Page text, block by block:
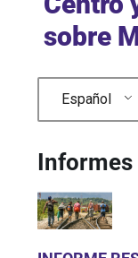
sobre
Español
Informes